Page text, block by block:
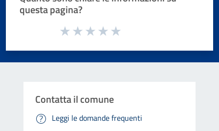
questa pagina?
Valuta da 1 a 5 stelle la pagina
Contatta il comune
Leggi le domande frequenti